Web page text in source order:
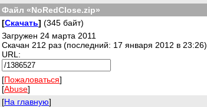
Файл «NoRedClose.zip»
[Скачать] (345 байт)
Загружен 24 марта 2011
Скачан 212 раз (последний: 17 января 2012 в 23:26)
URL:
[Пожаловаться]
[Abuse]
[На главную]